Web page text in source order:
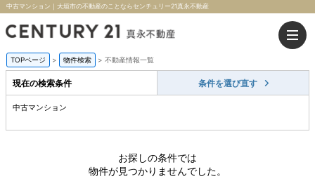
中古マンション｜大垣市の不動産のことならセンチュリー21真永不動産
TOPページ > 物件検索 > 不動産情報一覧
現在の検索条件 条件を選び直す
中古マンション
お探しの条件では
物件が見つかりませんでした。